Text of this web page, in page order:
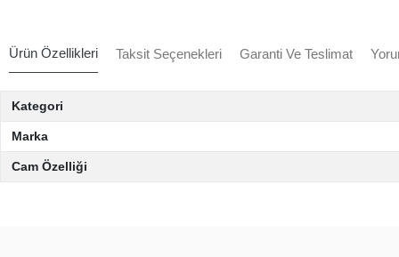
Ürün Özellikleri Taksit Seçenekleri Garanti Ve Teslimat
Kategori
Marka
Cam Özelliği